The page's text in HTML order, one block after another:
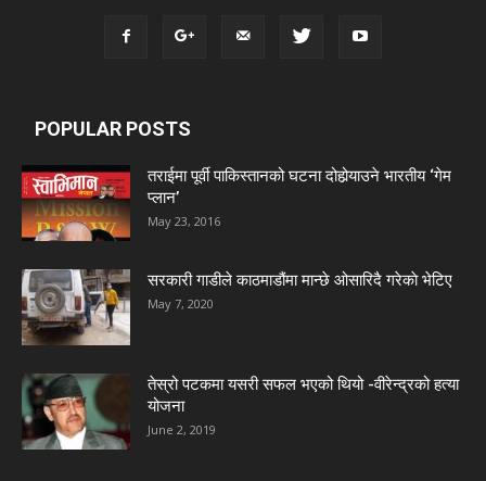
POPULAR POSTS
तराईमा पूर्वी पाकिस्तानको घटना दोहोर्‍याउने भारतीय ‘गेम
प्लान’
May 23, 2016
सरकारी गाडीले काठमाडौंमा मान्छे ओसारिदै गरेकाे भेटिए
May 7, 2020
तेस्रो पटकमा यसरी सफल भएको थियो -वीरेन्द्रको हत्या
योजना
June 2, 2019